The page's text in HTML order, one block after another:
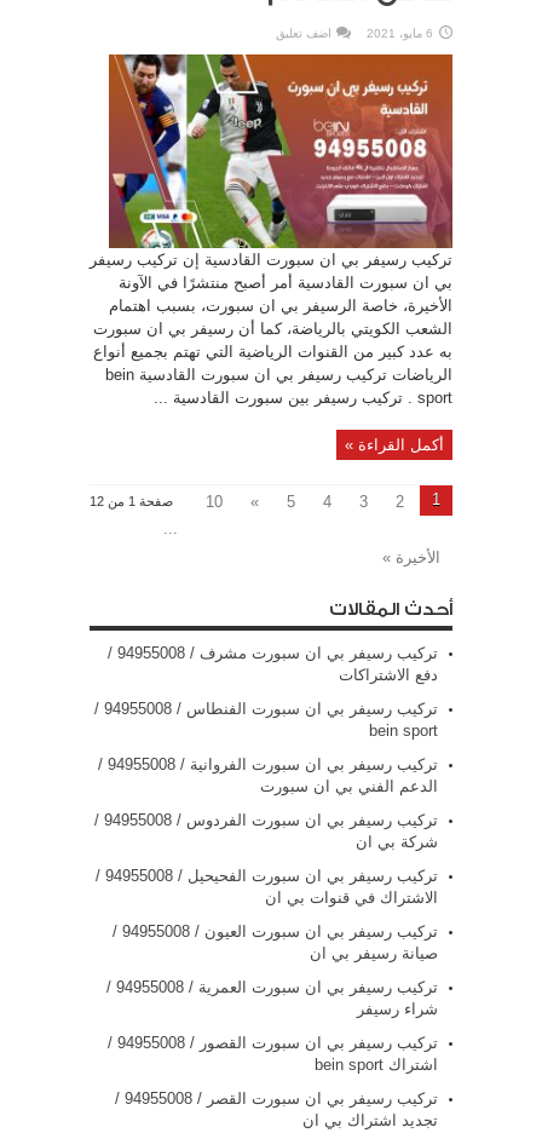
6 مايو، 2021 اضف تعليق
تركيب رسيفر بي ان سبورت القادسية إن تركيب رسيفر
بي ان سبورت القادسية أمر أصبح منتشرًا في الآونة
الأخيرة، خاصة الرسيفر بي ان سبورت، بسبب اهتمام
الشعب الكويتي بالرياضة، كما أن رسيفر بي ان سبورت
به عدد كبير من القنوات الرياضية التي تهتم بجميع أنواع
الرياضات تركيب رسيفر بي ان سبورت القادسية bein
sport . تركيب رسيفر بين سبورت القادسية ...
أكمل القراءة »
صفحة 1 من 12 1
2
3
4
5
»
10
الأخيرة »
أحدث المقالات
تركيب رسيفر بي ان سبورت مشرف / 94955008 /
دفع الاشتراكات
تركيب رسيفر بي ان سبورت الفنطاس / 94955008 /
bein sport
تركيب رسيفر بي ان سبورت الفروانية / 94955008 /
الدعم الفني بي ان سبورت
تركيب رسيفر بي ان سبورت الفردوس / 94955008 /
شركة بي ان
تركيب رسيفر بي ان سبورت الفحيحيل / 94955008 /
الاشتراك في قنوات بي ان
تركيب رسيفر بي ان سبورت العيون / 94955008 /
صيانة رسيفر بي ان
تركيب رسيفر بي ان سبورت العمرية / 94955008 /
شراء رسيفر
تركيب رسيفر بي ان سبورت القصور / 94955008 /
اشتراك bein sport
تركيب رسيفر بي ان سبورت القصر / 94955008 /
تجديد اشتراك بي ان